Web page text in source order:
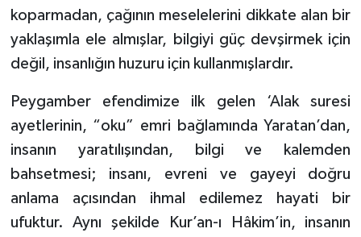
koparmadan, çağının meselelerini dikkate alan bir
yaklaşımla ele almışlar, bilgiyi güç devşirmek için
değil, insanlığın huzuru için kullanmışlardır.
Peygamber efendimize ilk gelen ‘Alak suresi
ayetlerinin, “oku” emri bağlamında Yaratan’dan,
insanın yaratılışından, bilgi ve kalemden
bahsetmesi; insanı, evreni ve gayeyi doğru
anlama açısından ihmal edilemez hayati bir
ufuktur. Aynı şekilde Kur’an-ı Hâkim’in, insanın
Tokat Müftülüğü
Tunceli Müftülüğü
Uşak Müftülüğü
Van Müftülüğü
Yalova Müftülüğü